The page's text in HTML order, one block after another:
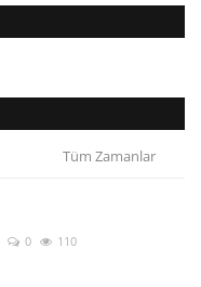
Tüm Zamanlar
0 110